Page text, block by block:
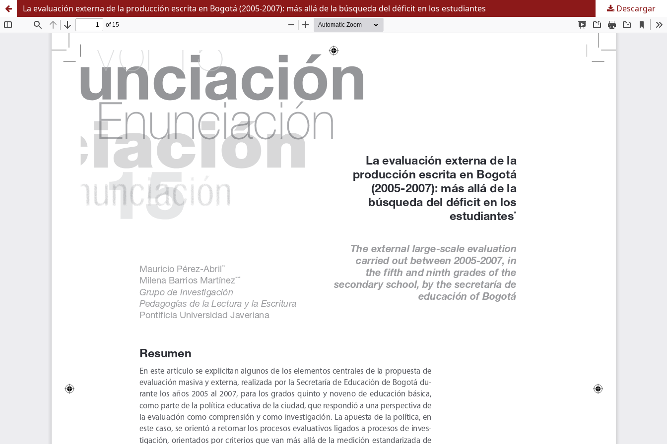
La evaluación externa de la producción escrita en Bogotá (2005-2007): más allá de la búsqueda del déficit en los estudiantes Descargar